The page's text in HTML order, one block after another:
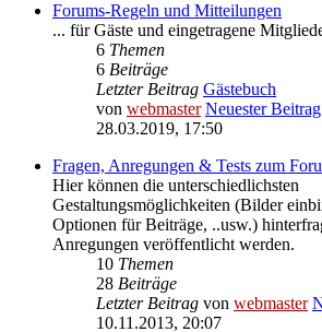
Forums-Regeln und Mitteilungen
... für Gäste und eingetragene
6 Themen
6 Beiträge
Letzter Beitrag Gästebuch
von webmaster Neuester Beitrag
28.03.2019, 17:50
Fragen, Anregungen & Tests zum
Hier können die unterschiedlichsten
Gestaltungsmöglichkeiten (Bilder
Optionen für Beiträge, ..usw.)
Anregungen veröffentlicht werden.
10 Themen
28 Beiträge
Letzter Beitrag von webmaster
10.11.2013, 20:07